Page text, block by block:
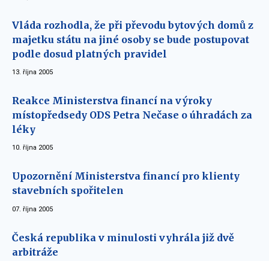
Vláda rozhodla, že při převodu bytových domů z
majetku státu na jiné osoby se bude postupovat
podle dosud platných pravidel
13. října 2005
Reakce Ministerstva financí na výroky
místopředsedy ODS Petra Nečase o úhradách za
léky
10. října 2005
Upozornění Ministerstva financí pro klienty
stavebních spořitelen
07. října 2005
Česká republika v minulosti vyhrála již dvě
arbitráže